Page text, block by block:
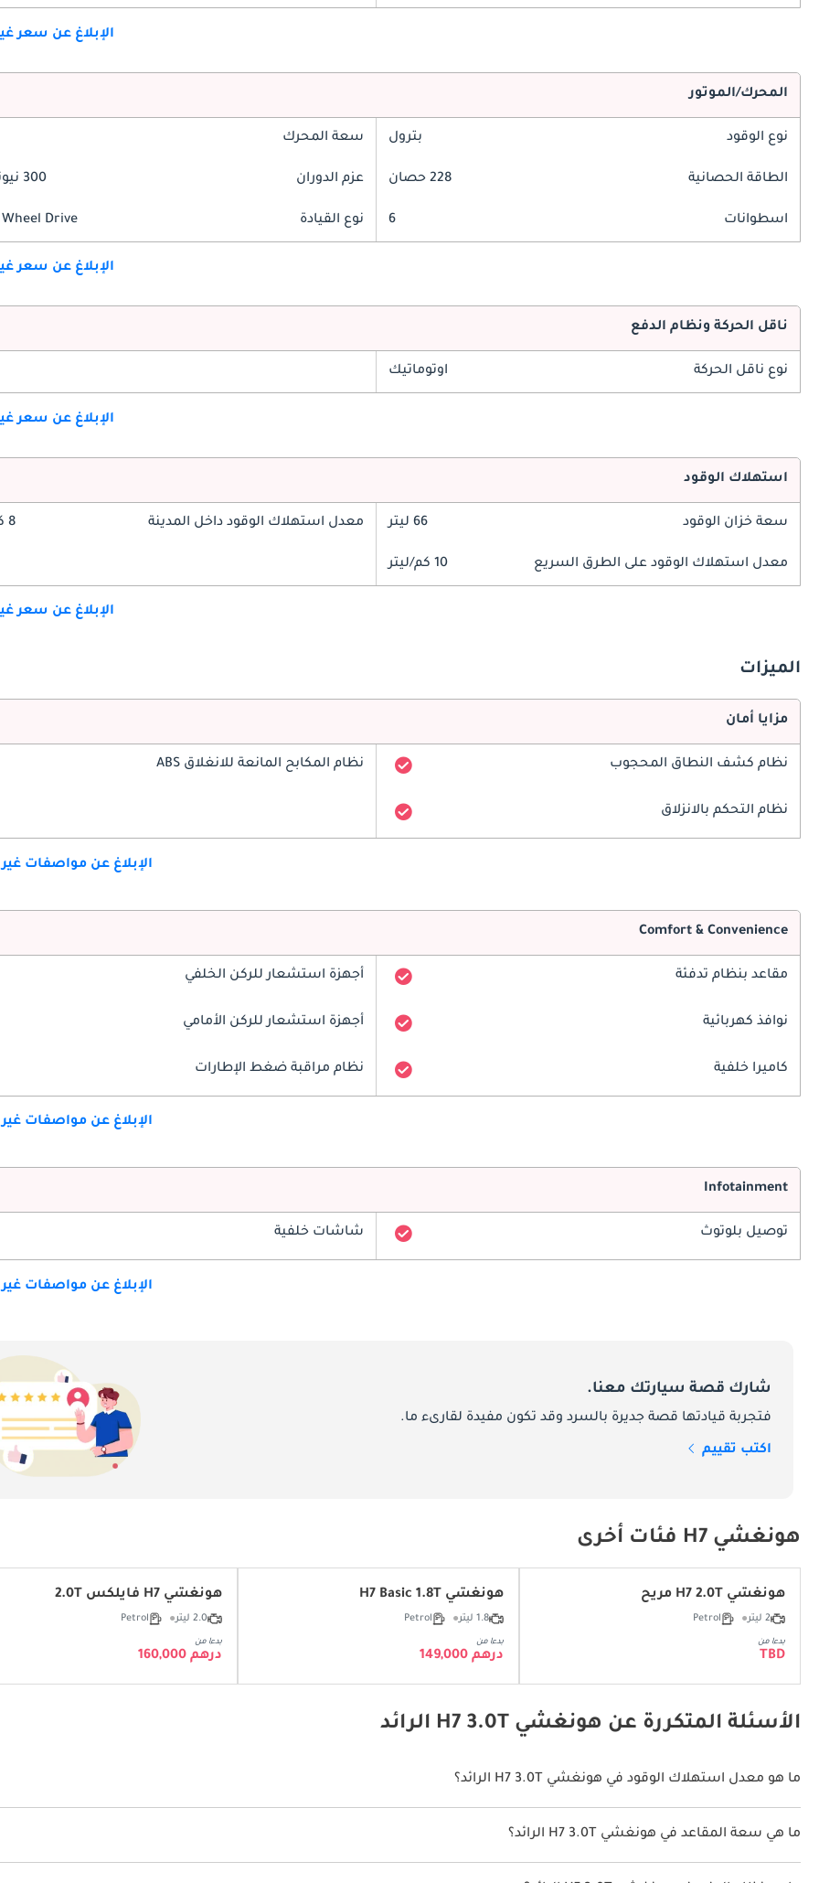
الإبلاغ عن سعر
المحرك/الموتور
نوع الوقود بترول سعة المحرك
الطاقة الحصانية 228 حصان عزم الدوران 300 نيوتن-متر
اسطوانات 6 نوع القيادة Drive
الإبلاغ عن سعر
ناقل الحركة ونظام الدفع
نوع ناقل الحركة اوتوماتيك
الإبلاغ عن سعر
استهلاك الوقود
سعة خزان الوقود 66 ليتر معدل استهلاك الوقود داخل المدينة 8 كم/ليتر
معدل استهلاك الوقود على الطرق السريع 10 كم/ليتر
الإبلاغ عن سعر
الميزات
مزايا أمان
نظام كشف النطاق المحجوب نظام المكابح المانعة للانغلاق ABS
نظام التحكم بالانزلاق
الإبلاغ عن مواصفات
Comfort & Convenience
مقاعد بنظام تدفئة أجهزة استشعار للركن الخلفي
نوافذ كهربائية أجهزة استشعار للركن الأمامي
كاميرا خلفية نظام مراقبة ضغط الإطارات
الإبلاغ عن مواصفات
Infotainment
توصيل بلوتوث شاشات خلفية
الإبلاغ عن مواصفات
شارك قصة سيارتك معنا.
فتجربة قيادتها قصة جديرة بالسرد وقد تكون مفيدة لقارىء ما.
اكتب تقييم
هونغشي H7 فئات أخرى
هونغشي H7 2.0T مريح
2 ليتر Petrol
بدءا من
TBD
هونغشي H7 Basic 1.8T
1.8 ليتر Petrol
بدءا من
درهم 149,000
هونغشي H7 فايلكس 2.0T
2.0 ليتر Petrol
بدءا من
درهم 160,000
الأسئلة المتكررة عن هونغشي H7 3.0T الرائد
ما هو معدل استهلاك الوقود في هونغشي H7 3.0T الرائد؟
يبلغ معدل استهلاك الوقود المقترح من الشركة المصنعة لسيارة هونغشي H7 2026 من 8 كم/ليتر - 11 كم/ليتر.
ما هي سعة المقاعد في هونغشي H7 3.0T الرائد؟
تتسع هونغشي H7 3.0T الرائد لأ 5 أشخاص.